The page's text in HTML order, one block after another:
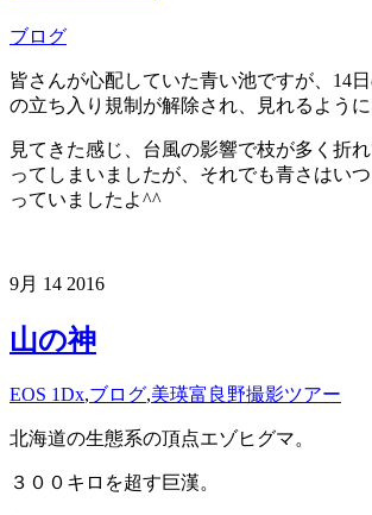
ブログ
皆さんが心配していた青い池ですが、14
の立ち入り規制が解除され、見れるように
見てきた感じ、台風の影響で枝が多く折
ってしまいましたが、それでも青さはい
っていましたよ^^
9月 14 2016
山の神
EOS 1Dx,ブログ,美瑛富良野撮影ツアー
北海道の生態系の頂点エゾヒグマ。
３００キロを超す巨漢。